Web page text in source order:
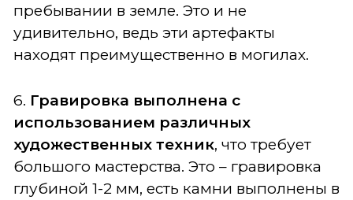
пребывании в земле. Это и не
удивительно, ведь эти артефакты
находят преимущественно в могилах.
6. Гравировка выполнена с
использованием различных
художественных техник, что требует
большого мастерства. Это – гравировка
глубиной 1-2 мм, есть камни выполнены в